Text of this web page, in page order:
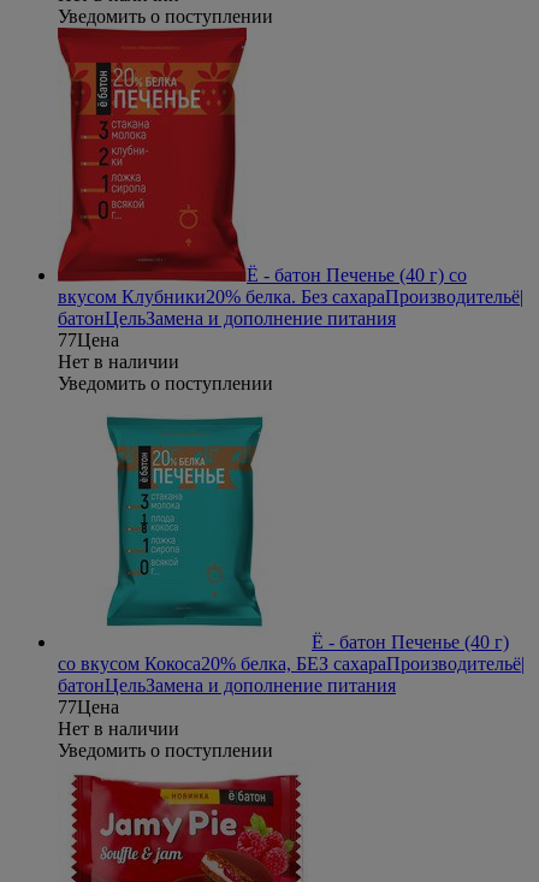
Уведомить о поступлении
Ё - батон Печенье (40 г) со
вкусом Клубники20% белка. Без сахараПроизводительё|
батонЦельЗамена и дополнение питания
77Цена
Нет в наличии
Уведомить о поступлении
Ё - батон Печенье (40 г)
со вкусом Кокоса20% белка, БЕЗ сахараПроизводительё|
батонЦельЗамена и дополнение питания
77Цена
Нет в наличии
Уведомить о поступлении